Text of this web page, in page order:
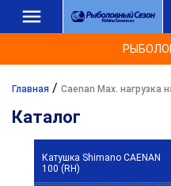
Главная / Caenan Max. нагрузка
Каталог
Катушка Shimano CAENAN
100 (RH)